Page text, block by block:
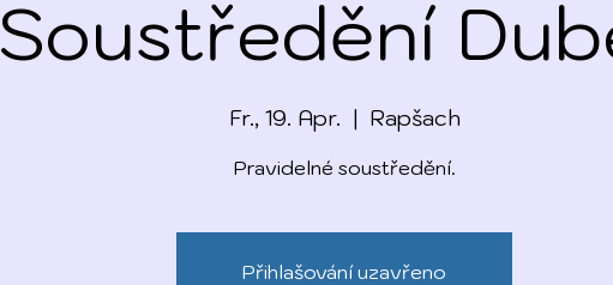
Soustředění
Fr., 19. Apr.
  |
Rapšach
Pravidelné soustředění.
Přihlašování uzavřeno